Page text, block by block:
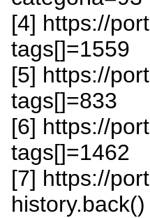
[4] https://
tags[]=1559
[5] https://
tags[]=833
[6] https://
tags[]=1462
[7] https://
history.back()